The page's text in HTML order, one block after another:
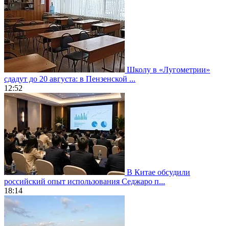
Школу в «Лугометрии»
сдадут до 20 августа: в Пензенской ...
12:52
В Китае обсудили
российский опыт использования Седжаро п...
18:14